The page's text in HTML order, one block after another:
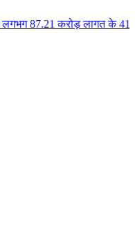
विकास कार्यों का